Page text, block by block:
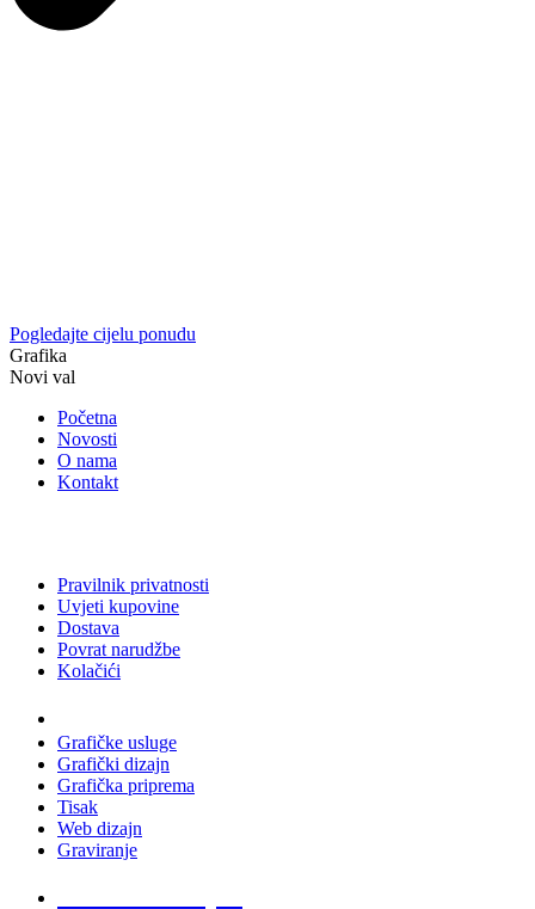
Pogledajte cijelu ponudu
Grafika
Novi val
Početna
Novosti
O nama
Kontakt
Pravilnik privatnosti
Uvjeti kupovine
Dostava
Povrat narudžbe
Kolačići
Grafičke usluge
Grafički dizajn
Grafička priprema
Tisak
Web dizajn
Graviranje